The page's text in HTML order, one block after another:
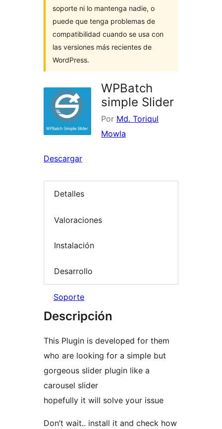
soporte ni lo mantenga nadie, o
puede que tenga problemas de
compatibilidad cuando se usa con
las versiones más recientes de
WordPress.
WPBatch
simple Slider
Por Md. Toriqul
Mowla
Descargar
Detalles
Valoraciones
Instalación
Desarrollo
Soporte
Descripción
This Plugin is developed for them
who are looking for a simple but
gorgeous slider plugin like a
carousel slider
hopefully it will solve your issue
Don’t wait.. install it and check how